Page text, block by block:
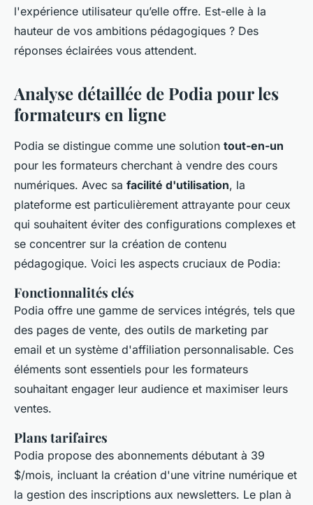
l'expérience utilisateur qu’elle offre. Est-elle à la
hauteur de vos ambitions pédagogiques ? Des
réponses éclairées vous attendent.
Analyse détaillée de Podia pour les
formateurs en ligne
Podia se distingue comme une solution tout-en-un
pour les formateurs cherchant à vendre des cours
numériques. Avec sa facilité d'utilisation, la
plateforme est particulièrement attrayante pour ceux
qui souhaitent éviter des configurations complexes et
se concentrer sur la création de contenu
pédagogique. Voici les aspects cruciaux de Podia:
Fonctionnalités clés
Podia offre une gamme de services intégrés, tels que
des pages de vente, des outils de marketing par
email et un système d'affiliation personnalisable. Ces
éléments sont essentiels pour les formateurs
souhaitant engager leur audience et maximiser leurs
ventes.
Plans tarifaires
Podia propose des abonnements débutant à 39
$/mois, incluant la création d'une vitrine numérique et
la gestion des inscriptions aux newsletters. Le plan à